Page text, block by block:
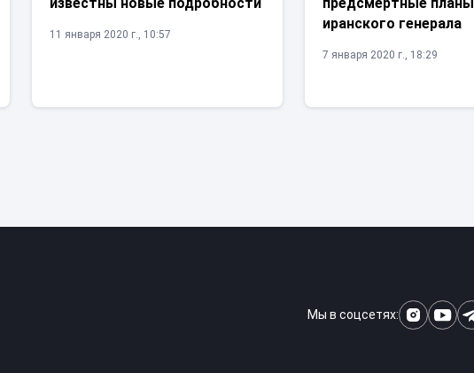
11 января 2020 г., 10:57
иранского генерала
7 января 2020 г., 18:29
Мы в соцсетях: